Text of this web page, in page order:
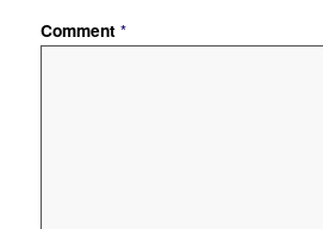
Comment *